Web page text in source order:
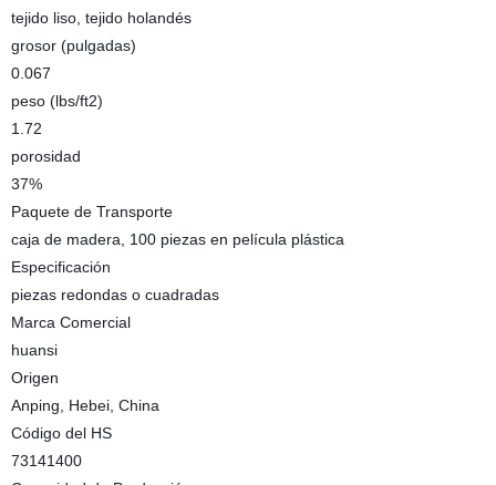
tejido liso, tejido holandés
grosor (pulgadas)
0.067
peso (lbs/ft2)
1.72
porosidad
37%
Paquete de Transporte
caja de madera, 100 piezas en película plástica
Especificación
piezas redondas o cuadradas
Marca Comercial
huansi
Origen
Anping, Hebei, China
Código del HS
73141400